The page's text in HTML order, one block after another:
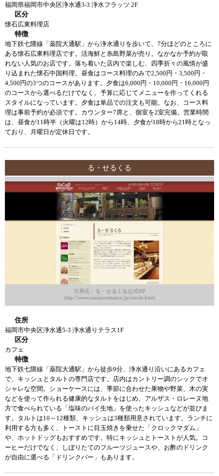
福岡県福岡市中央区浄水通3-3 浄水フラッツ 2F
区分
懐石広東料理店
特徴
地下鉄七隈線「薬院大通駅」から浄水通りを歩いて、7分ほどのところに
ある懐石広東料理店です。活海鮮と糸島野菜が売り。なかなか予約が取
れない人気のお店です。落ち着いた店内で楽しむ、四季折々の風情が盛
り込まれた懐石中国料理。昼食はコース料理のみで2,500円・3,500円・
4,500円の3つのコースがあります。夕食は6,000円・10,000円・16,000円
のコースから選べるだけでなく、予算に応じてメニューを作ってくれる
スタイルになっています。夕食は単品での注文も可能。なお、コース料
理は事前予約が必須です。カウンター7席と、個室を2室完備。営業時間
は、昼食が11時半（火曜は12時）から14時、夕食が18時から21時となっ
ており、月曜日が定休日です。
る・せるくる
引用元：る・せるくる公式HP
http://www.cacaoromance.jp/cercle.html
住所
福岡市中央区浄水通5-3 浄水通りテラス1F
区分
カフェ
特徴
地下鉄七隈線「薬院大通駅」から徒歩9分、浄水通り沿いにあるカフェ
で、キッシュとタルトの専門店です。店内はカントリー調のシックでオ
シャレな空間。ショーケースには、季節に合わせた果物や野菜、木の実
などを使って作られる健康的なタルトをはじめ、アルザス・ロレーヌ地
方で食べられている「塩味のパイ生地」を使ったキッシュなどが並びま
す。タルトは10～12種類、キッシュは3種類用意されています。ランチに
利用する方も多く、トーストに目玉焼きを乗せた「クロックマダム」
や、ホットドッグもおすすめです。特にキッシュとトーストが人気。コ
ーヒーだけでなく、しぼりたてのフルーツジュースや、お酢のドリンク
が自由に選べる「ドリンクバー」もあります。